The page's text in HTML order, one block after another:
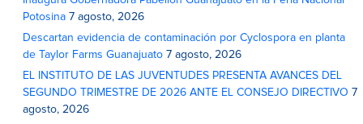
Potosina 7 agosto, 2026
Descartan evidencia de contaminación por Cyclospora en planta
de Taylor Farms Guanajuato 7 agosto, 2026
EL INSTITUTO DE LAS JUVENTUDES PRESENTA AVANCES DEL
SEGUNDO TRIMESTRE DE 2026 ANTE EL CONSEJO DIRECTIVO 7
agosto, 2026